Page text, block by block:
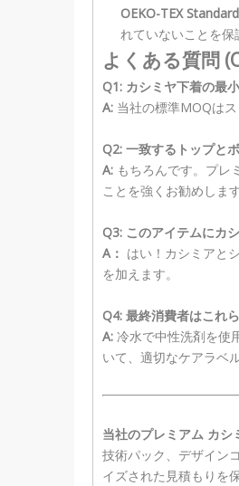
OEKO-TEX
れていないことを保
よくある質問
Q1: カシミヤ下着の最
A: 当社の標準MOQは
Q2: 一致するトップと
A: もちろんです。プレ
ことを強くお勧めします
Q3: このアイテムにカ
A： はい！カシミアと
を加えます。
Q4: 最終消費者はこれ
A: 冷水で中性洗剤を使
いて、適切なケアラベ
当社のプレミアム カシ
技術パック、デザイン
イズされた見積もりを